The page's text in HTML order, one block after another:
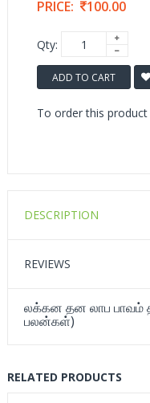
PRICE: 100.00
Qty:
ADD TO CART
To order this product
DESCRIPTION
REVIEWS
லக்கன தன லாப பாவம்
பலன்கள்)
RELATED PRODUCTS